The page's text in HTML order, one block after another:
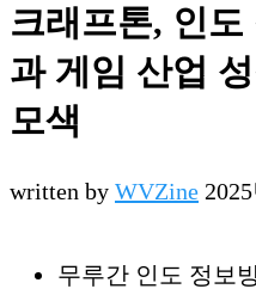
크래프톤, 인
과 게임 산업
모색
written by WVZine
무루간 인도 정보